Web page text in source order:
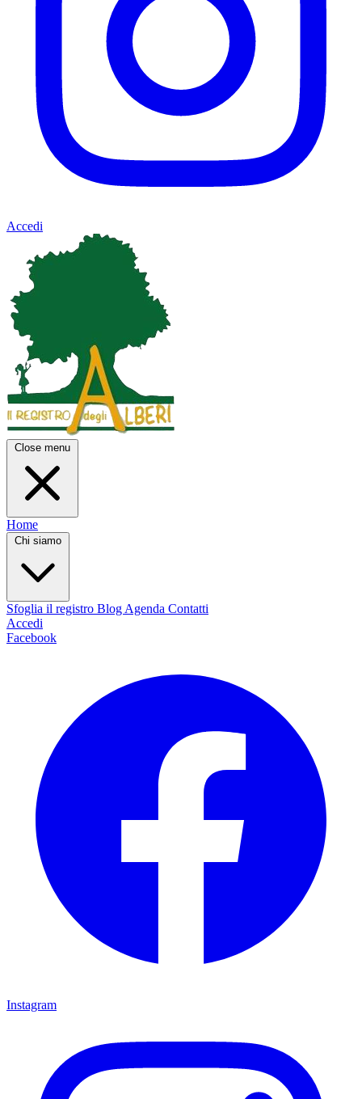
Accedi
Close menu
Home
Chi siamo
Sfoglia il registro Blog Agenda Contatti
Accedi
Facebook
Instagram